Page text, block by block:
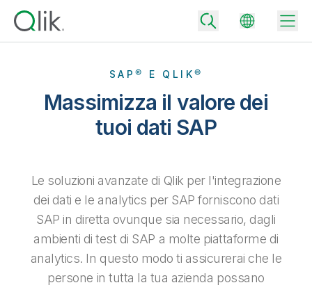
Back
Community
Back
Back
Trasforma i tuoi dati in risultati aziendali di successo
Integrazioni e partner tecnologici
Aumenta il valore degli strumenti di analisi e integrazione di Qlik
Integrazione dei dati
Analisi e AI
Tutti i prodotti
Piani per integrazione e qualità dei dati
Fornisci rapidamente dati affidabili per supportare decisioni più
intelligenti con il giusto piano di integrazione dei dati.
Piani per analytics
Eventi e Webinar
Libreria risorse
SAP® E QLIK®
Massimizza il valore dei
tuoi dati SAP
Le soluzioni avanzate di Qlik per l'integrazione
dei dati e le analytics per SAP forniscono dati
SAP in diretta ovunque sia necessario, dagli
ambienti di test di SAP a molte piattaforme di
analytics. In questo modo ti assicurerai che le
persone in tutta la tua azienda possano